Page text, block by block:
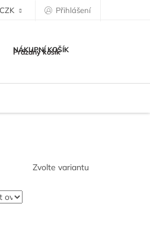
CZK Přihlášení
NÁKUPNÍ KOŠÍK
Prázdný košík
Zvolte variantu